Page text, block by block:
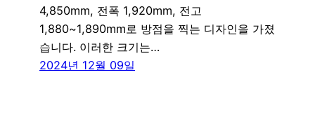
4,850mm, 전폭 1,920mm, 전고
1,880~1,890mm로 방점을 찍는 디자인을 가졌
습니다. 이러한 크기는…
2024년 12월 09일